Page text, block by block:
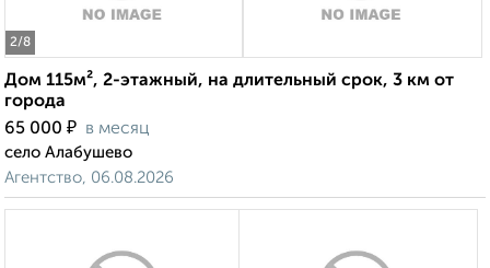
2/8
Дом 115м², 2-этажный, на длительный срок, 3 км от
города
65 000 ₽ в месяц
село Алабушево
Агентство, 06.08.2026